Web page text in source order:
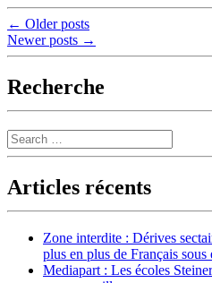
Post
navigation
← Older posts
Newer posts →
Recherche
Search
Articles récents
Zone interdite : Dérives
plus en plus de Français sous
Mediapart : Les écoles